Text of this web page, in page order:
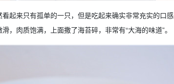
起来只有孤单的一只，但是吃起来确实非常充实的口
，肉质饱满，上面撒了海苔碎，非常有“大海的味道”。